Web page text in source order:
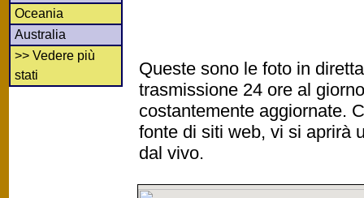
Oceania
Australia
>> Vedere più
stati
Queste sono le foto in
trasmissione 24 ore al
costantemente aggiornate.
fonte di siti web, vi si aprirà
dal vivo.